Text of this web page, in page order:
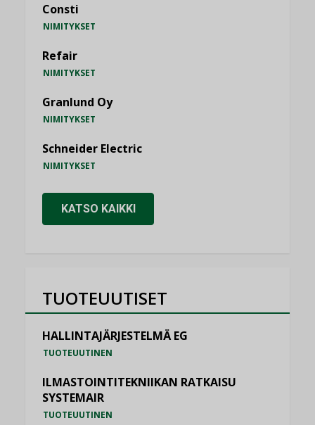
Consti
NIMITYKSET
Refair
NIMITYKSET
Granlund Oy
NIMITYKSET
Schneider Electric
NIMITYKSET
KATSO KAIKKI
TUOTEUUTISET
HALLINTAJÄRJESTELMÄ EG
TUOTEUUTINEN
ILMASTOINTITEKNIIKAN RATKAISU
SYSTEMAIR
TUOTEUUTINEN